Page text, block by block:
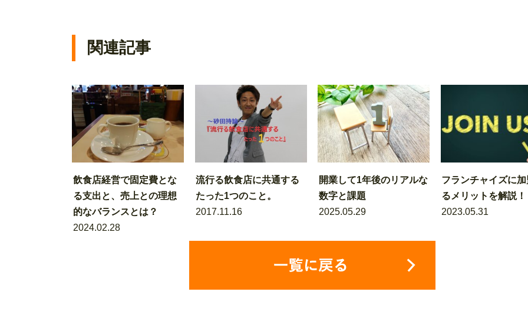
関連記事
飲食店経営で固定費とな
る支出と、売上との理想
的なバランスとは？
2024.02.28
流行る飲食店に共通する
たった1つのこと。
2017.11.16
開業して1年後のリアルな
数字と課題
2025.05.29
フランチャイズに
るメリットを解説！
2023.05.31